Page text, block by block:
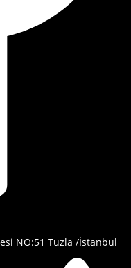
NO:51 Tuzla /İstanbul